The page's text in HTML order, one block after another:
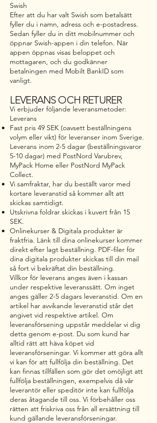
Swish
Efter att du har valt Swish som betalsätt
fyller du i namn, adress och e-postadress.
Sedan fyller du in ditt mobilnummer och
öppnar Swish-appen i din telefon. När
appen öppnas visas beloppet och
mottagaren, och du godkänner
betalningen med Mobilt BankID som
vanligt.
LEVERANS OCH RETURER
Vi erbjuder följande leveransmetoder:
Leverans
Fast pris 49 SEK (oavsett beställningens
volym eller vikt) för leveranser inom Sverige.
Leverans inom 2-5 dagar (beställningsvaror
5-10 dagar) med PostNord Varubrev,
MyPack Home eller PostNord MyPack
Collect.
Vi samfraktar, har du beställt varor med
kortare leveranstid så kommer allt att
skickas samtidigt.
Utskrivna foldrar skickas i kuvert från 15
SEK.
Onlinekurser & Digitala produkter är
fraktfria. Länk till dina onlinekurser kommer
direkt efter lagt beställning. PDF-filer för
dina digitala produkter skickas till din mail
så fort vi bekräftat din beställning.
Villkor för leverans anges även i kassan
under respektive leveranssätt. Om inget
anges gäller 2-5 dagars leveranstid. Om en
artikel har avvikande leveranstid står det
angivet vid respektive artikel. Om
leveransförsening uppstår meddelar vi dig
detta genom e-post. Du som kund har
alltid rätt att häva köpet vid
leveransförseningar. Vi kommer att göra allt
vi kan för att fullfölja din beställning. Det
kan finnas tillfällen som gör det omöjligt att
fullfölja beställningen, exempelvis då vår
leverantör eller speditör inte kan fullfölja
deras åtagande till oss. Vi förbehåller oss
rätten att friskriva oss från all ersättning till
kund gällande leveransförseningar.